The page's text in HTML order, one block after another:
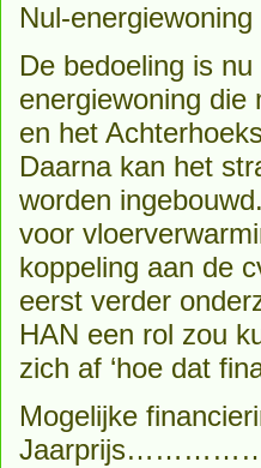
Nul-energiewoning
De bedoeling is
energiewoning die
en het
Daarna kan het
worden
voor
koppeling aan de
eerst verder
HAN een rol zou
zich af ‘hoe dat
Mogelijke